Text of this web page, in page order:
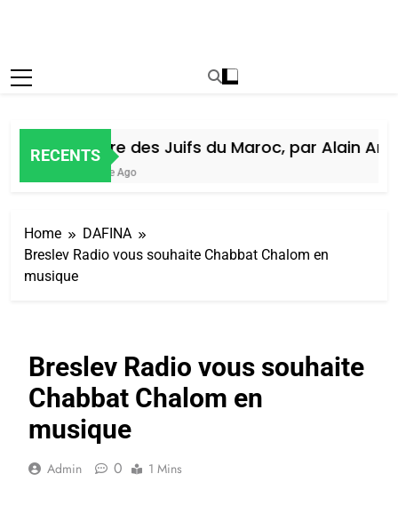
RECENTS
Histoire des Juifs du Maroc, par Alain
1 Semaine Ago
Home
DAFINA
Breslev Radio vous souhaite Chabbat Chalom en
musique
Breslev Radio vous souhaite
Chabbat Chalom en
musique
Admin 0 1 Mins